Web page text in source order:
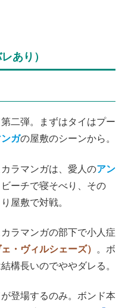
ガの屋敷のシーンから。